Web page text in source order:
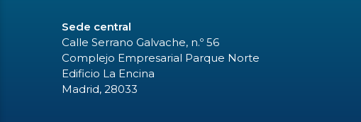
Sede central
Calle Serrano Galvache, n.º 56
Complejo Empresarial Parque Norte
Edificio La Encina
Madrid, 28033